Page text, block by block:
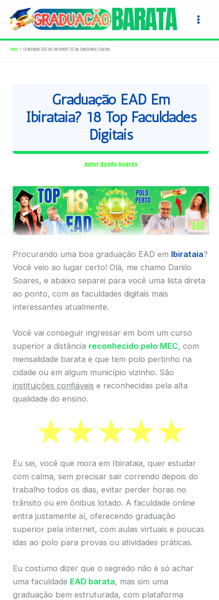
para
conteúdo
Início Graduação EAD em Ibirataia? 18 Top Faculdades Digitais
Graduação EAD Em
Ibirataia? 18 Top Faculdades
Digitais
Autor Danilo Soares
Procurando uma boa graduação EAD em Ibirataia?
Você veio ao lugar certo! Olá, me chamo Danilo
Soares, e abaixo separei para você uma lista direta
ao ponto, com as faculdades digitais mais
interessantes atualmente.
Você vai conseguir ingressar em bom um curso
superior a distância reconhecido pelo MEC, com
mensalidade barata e que tem polo pertinho na
cidade ou em algum município vizinho. São
instituições confiáveis e reconhecidas pela alta
qualidade do ensino.
Eu sei, você que mora em Ibirataia, quer estudar
com calma, sem precisar sair correndo depois do
trabalho todos os dias, evitar perder horas no
trânsito ou em ônibus lotado. A faculdade online
entra justamente aí, oferecendo graduação
superior pela internet, com aulas virtuais e poucas
idas ao polo para provas ou atividades práticas.
Eu costumo dizer que o segredo não é só achar
uma faculdade EAD barata, mas sim uma
graduação bem estruturada, com plataforma